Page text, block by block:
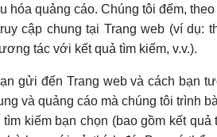
hóa quảng cáo. Chúng tôi đếm,
cập chung tại Trang web (ví dụ:
tác với kết quả tìm kiếm, v.v.).
gửi đến Trang web và cách bạn
và quảng cáo mà chúng tôi trình
kiếm bạn chọn (bao gồm kết